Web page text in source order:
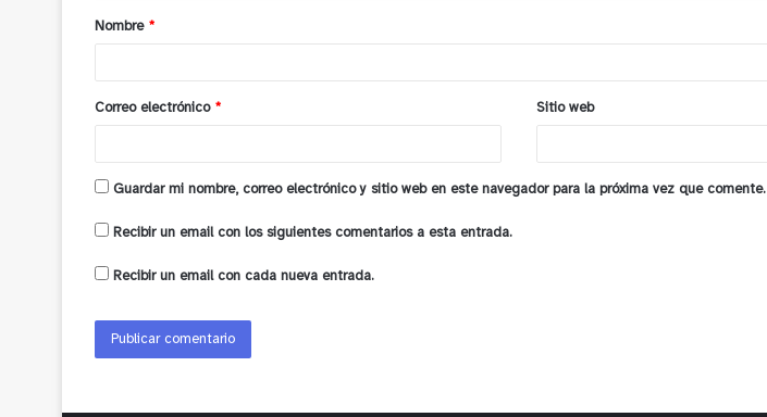
r
*
Nombre *
Correo electrónico * Sitio web
Guardar mi nombre, correo electrónico y sitio web en este navegador para la próxima vez que comente.
Recibir un email con los siguientes comentarios a esta entrada.
Recibir un email con cada nueva entrada.